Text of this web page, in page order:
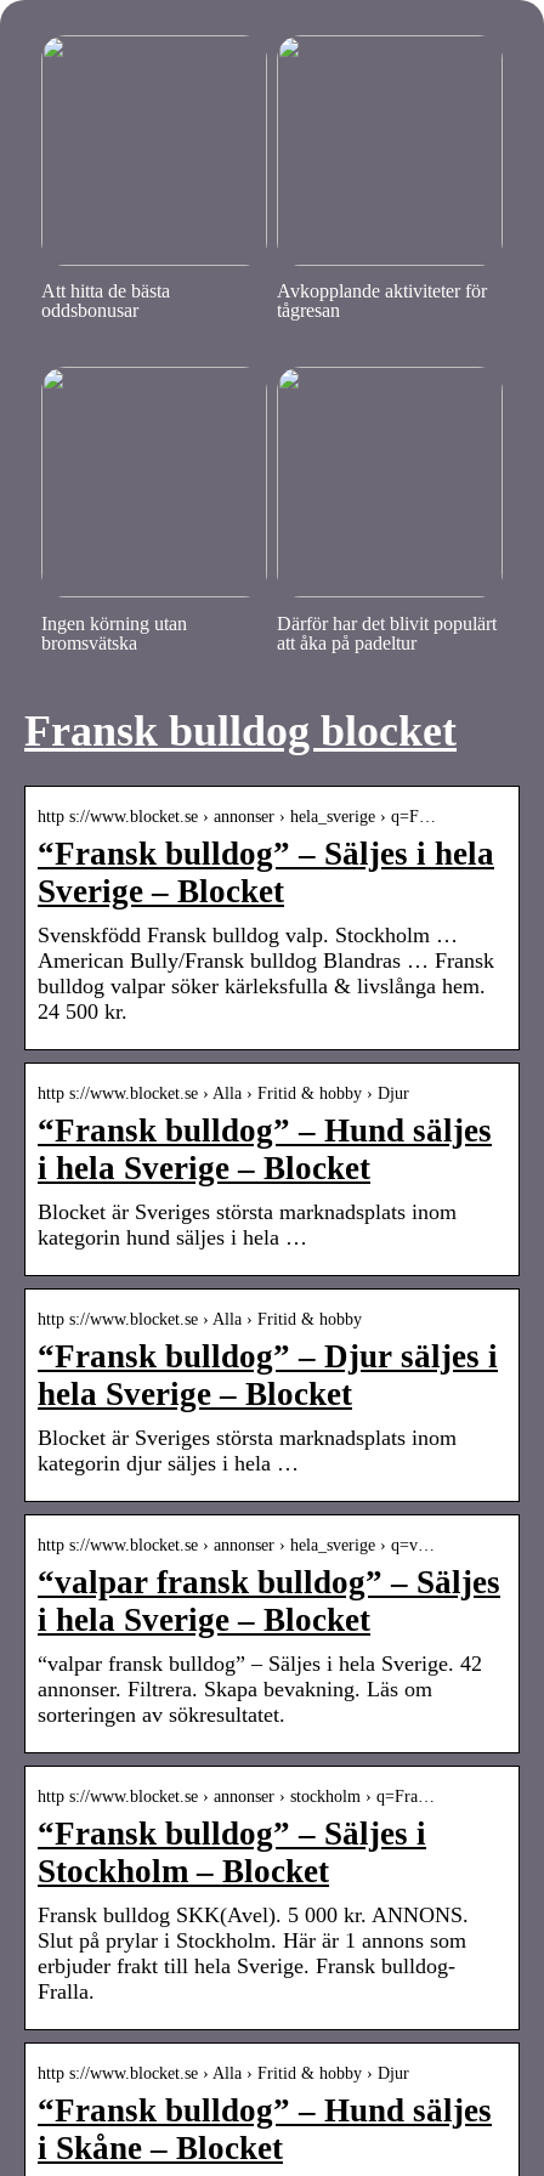
Att hitta de bästa
oddsbonusar
Avkopplande aktiviteter för
tågresan
Ingen körning utan
bromsvätska
Därför har det blivit populärt
att åka på padeltur
Fransk bulldog blocket
http s://www.blocket.se › annonser › hela_sverige › q=F…
“Fransk bulldog” – Säljes i hela
Sverige – Blocket
Svenskfödd Fransk bulldog valp. Stockholm …
American Bully/Fransk bulldog Blandras … Fransk
bulldog valpar söker kärleksfulla & livslånga hem.
24 500 kr.
http s://www.blocket.se › Alla › Fritid & hobby › Djur
“Fransk bulldog” – Hund säljes
i hela Sverige – Blocket
Blocket är Sveriges största marknadsplats inom
kategorin hund säljes i hela …
http s://www.blocket.se › Alla › Fritid & hobby
“Fransk bulldog” – Djur säljes i
hela Sverige – Blocket
Blocket är Sveriges största marknadsplats inom
kategorin djur säljes i hela …
http s://www.blocket.se › annonser › hela_sverige › q=v…
“valpar fransk bulldog” – Säljes
i hela Sverige – Blocket
“valpar fransk bulldog” – Säljes i hela Sverige. 42
annonser. Filtrera. Skapa bevakning. Läs om
sorteringen av sökresultatet.
http s://www.blocket.se › annonser › stockholm › q=Fra…
“Fransk bulldog” – Säljes i
Stockholm – Blocket
Fransk bulldog SKK(Avel). 5 000 kr. ANNONS.
Slut på prylar i Stockholm. Här är 1 annons som
erbjuder frakt till hela Sverige. Fransk bulldog-
Fralla.
http s://www.blocket.se › Alla › Fritid & hobby › Djur
“Fransk bulldog” – Hund säljes
i Skåne – Blocket